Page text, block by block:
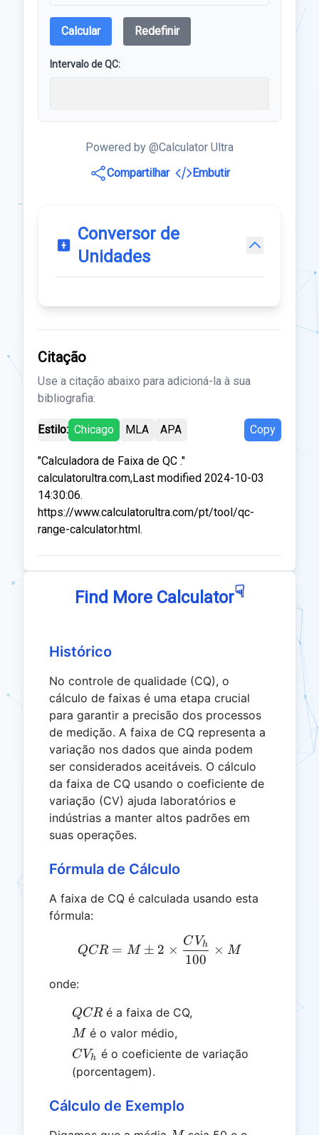
Calcular Redefinir
Intervalo de QC:
Powered by @Calculator Ultra
Compartilhar
Embutir
Conversor de
Unidades
Citação
Use a citação abaixo para adicioná-la à sua
bibliografia:
Estilo: Chicago MLA APA Copy
"Calculadora de Faixa de QC ."
calculatorultra.com,Last modified 2024-10-03
14:30:06.
https://www.calculatorultra.com/pt/tool/qc-
range-calculator.html.
Find More Calculator☟
Histórico
No controle de qualidade (CQ), o
cálculo de faixas é uma etapa crucial
para garantir a precisão dos processos
de medição. A faixa de CQ representa a
variação nos dados que ainda podem
ser considerados aceitáveis. O cálculo
da faixa de CQ usando o coeficiente de
variação (CV) ajuda laboratórios e
indústrias a manter altos padrões em
suas operações.
Fórmula de Cálculo
A faixa de CQ é calculada usando esta
fórmula:
QCR = M \pm 2 \times
QCR = M ± 2 ×
100
C Vh × M
onde:
QCR
QCRé a faixa de CQ,
M
M é o valor médio,
CV_h
CVh é o coeficiente de variação
(porcentagem).
Cálculo de Exemplo